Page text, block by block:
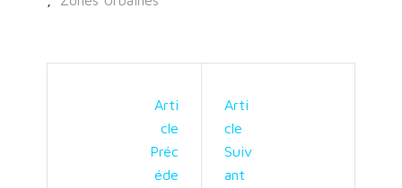
Arti
Cle
Préc
Éde
Arti
Cle
Suiv
Ant